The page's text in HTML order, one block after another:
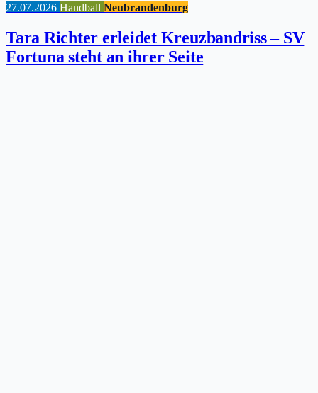
27.07.2026 Handball Neubrandenburg
Tara Richter erleidet Kreuzbandriss – SV
Fortuna steht an ihrer Seite